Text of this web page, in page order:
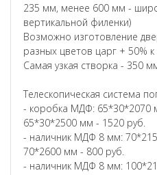
235 мм, менее 600 мм -
вертикальной филенки)
Возможно изготовление
разных цветов царг + 50%
Самая узкая створка - 350
Телескопическая система
- коробка МДФ: 65*30*2070
65*30*2500 мм - 1520 руб.
- наличник МДФ 8 мм:
70*2600 мм - 800 руб.
- наличник МДФ 8 мм: